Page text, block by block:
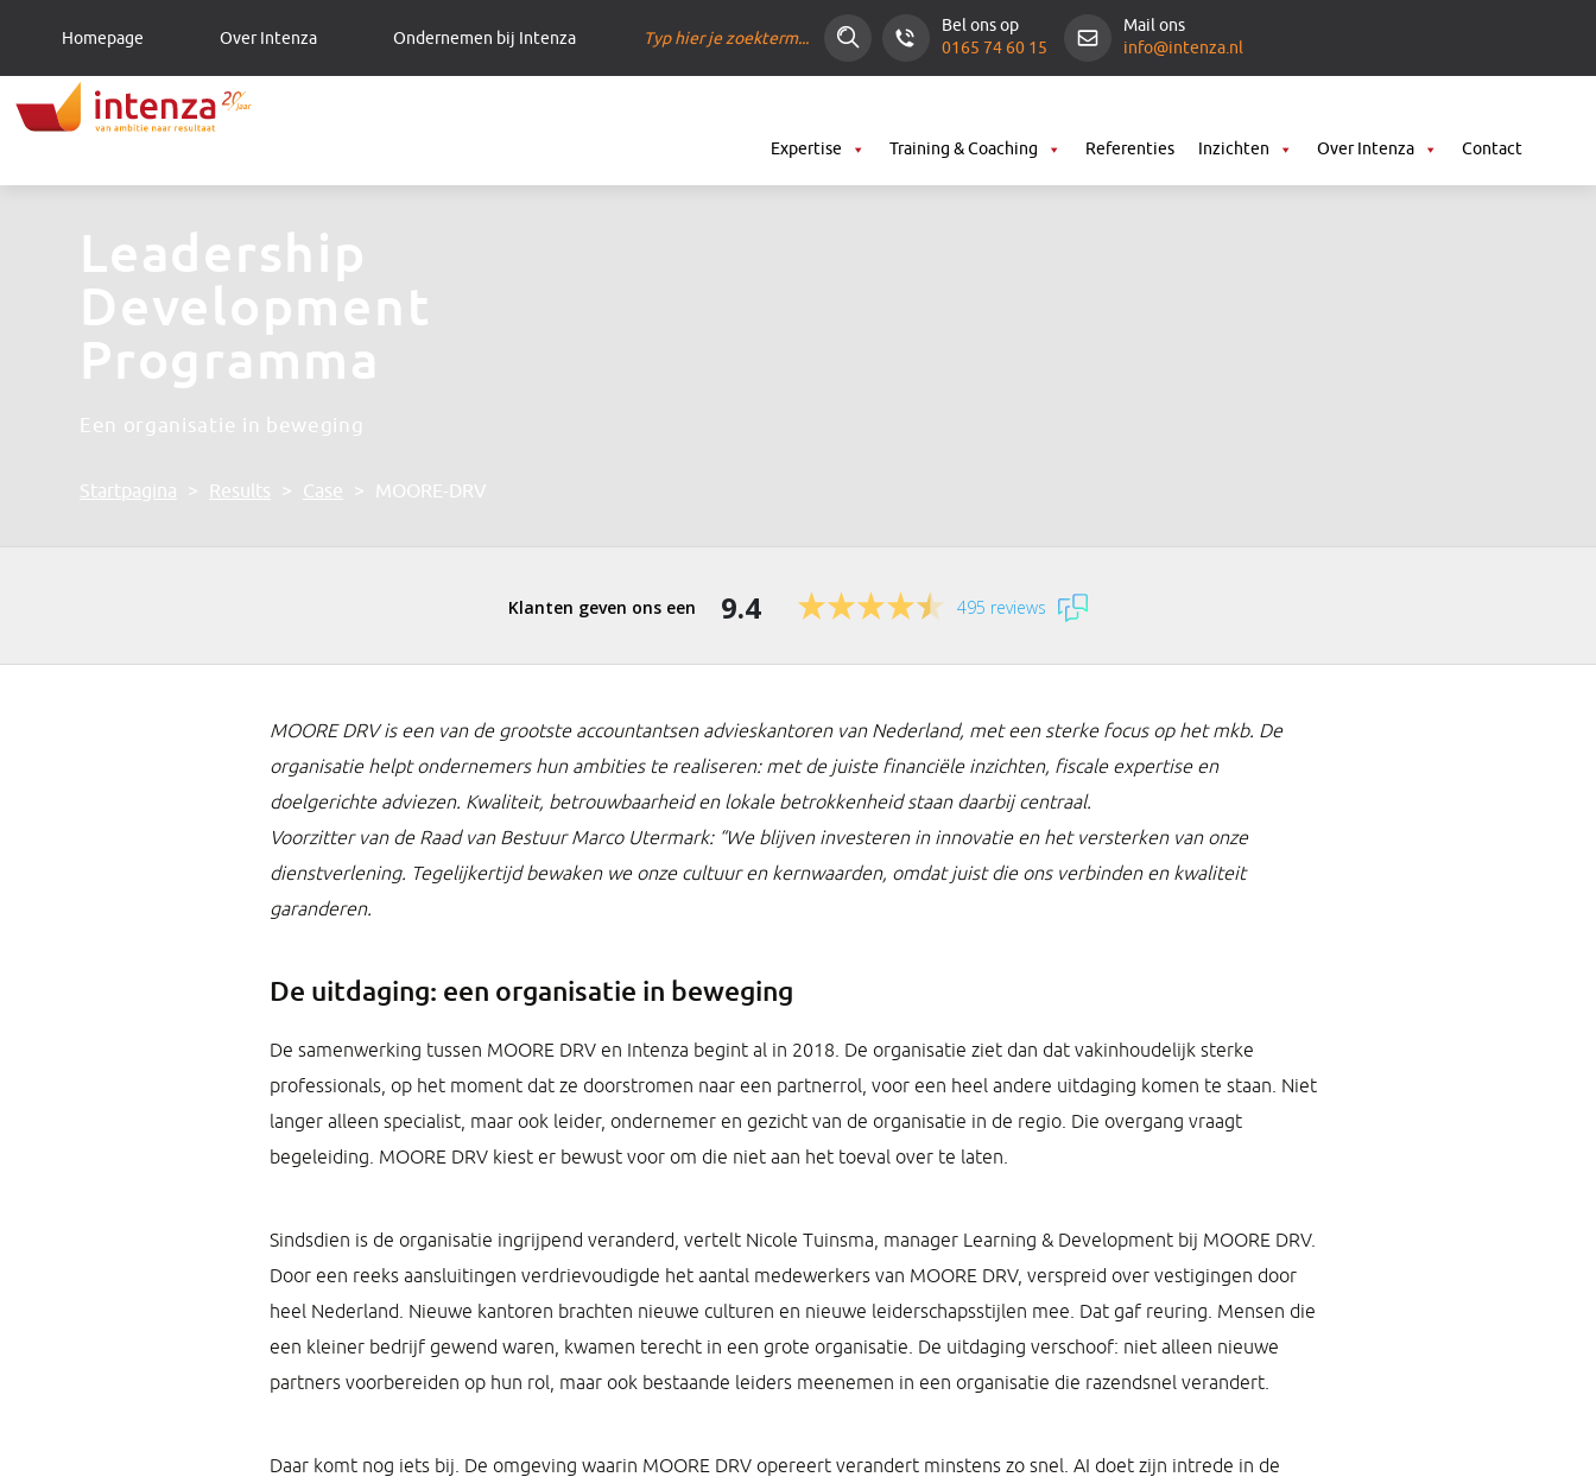
Homepage Over Intenza Ondernemen bij Intenza Zoeken
Bel ons op
0165 74 60 15
Mail ons
info@intenza.nl
Expertise Training & Coaching Referenties Inzichten Over Intenza Contact
Startpagina > Results > Case > MOORE-DRV
Leadership
Development
Programma
Een organisatie in beweging
9.4 495 reviews
MOORE DRV is een van de grootste accountantsen advieskantoren van Nederland, met een sterke focus op het mkb. De
organisatie helpt ondernemers hun ambities te realiseren: met de juiste financiële inzichten, fiscale expertise en
doelgerichte adviezen. Kwaliteit, betrouwbaarheid en lokale betrokkenheid staan daarbij centraal.
Voorzitter van de Raad van Bestuur Marco Utermark: “We blijven investeren in innovatie en het versterken van onze
dienstverlening. Tegelijkertijd bewaken we onze cultuur en kernwaarden, omdat juist die ons verbinden en kwaliteit
garanderen.
De uitdaging: een organisatie in beweging
De samenwerking tussen MOORE DRV en Intenza begint al in 2018. De organisatie ziet dan dat vakinhoudelijk sterke
professionals, op het moment dat ze doorstromen naar een partnerrol, voor een heel andere uitdaging komen te staan. Niet
langer alleen specialist, maar ook leider, ondernemer en gezicht van de organisatie in de regio. Die overgang vraagt
begeleiding. MOORE DRV kiest er bewust voor om die niet aan het toeval over te laten.
Sindsdien is de organisatie ingrijpend veranderd, vertelt Nicole Tuinsma, manager Learning & Development bij MOORE DRV.
Door een reeks aansluitingen verdrievoudigde het aantal medewerkers van MOORE DRV, verspreid over vestigingen door
heel Nederland. Nieuwe kantoren brachten nieuwe culturen en nieuwe leiderschapsstijlen mee. Dat gaf reuring. Mensen die
een kleiner bedrijf gewend waren, kwamen terecht in een grote organisatie. De uitdaging verschoof: niet alleen nieuwe
partners voorbereiden op hun rol, maar ook bestaande leiders meenemen in een organisatie die razendsnel verandert.
Daar komt nog iets bij. De omgeving waarin MOORE DRV opereert verandert minstens zo snel. AI doet zijn intrede in de